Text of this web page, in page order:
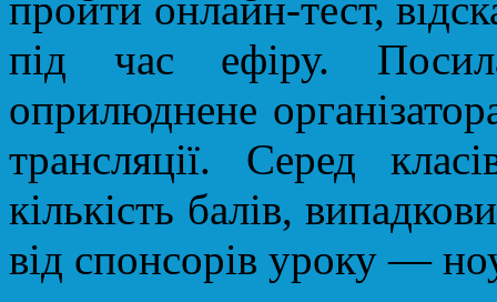
пройти онлайн-тест,
під час ефіру.
оприлюднене
трансляції. Серед
кількість балів,
від спонсорів уроку —